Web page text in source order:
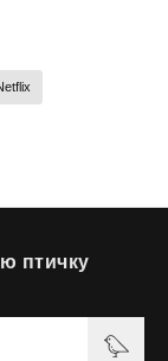
птичку